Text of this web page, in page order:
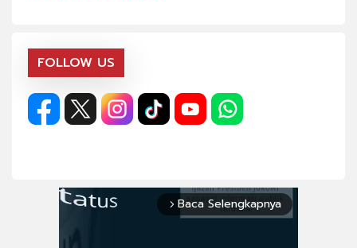
FOLLOW US
arrow_forward_ios Baca Selengkapnya